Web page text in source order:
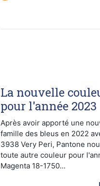
La nouvelle
pour l'année 2023
Après avoir apporté une
famille des bleus en 2022
3938 Very Peri, Pantone
toute autre couleur pour
Magenta 18-1750...